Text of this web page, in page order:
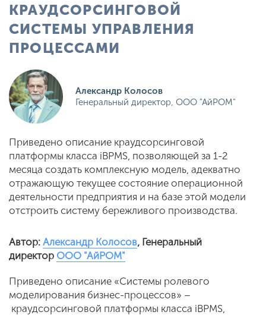
КРАУДСОРСИНГОВОЙ
СИСТЕМЫ УПРАВЛЕНИЯ
ПРОЦЕССАМИ
Александр Колосов
Генеральный директор, ООО "АйРОМ"
Приведено описание краудсорсинговой
платформы класса iBPMS, позволяющей за 1-2
месяца создать комплексную модель, адекватно
отражающую текущее состояние операционной
деятельности предприятия и на базе этой модели
отстроить систему бережливого производства.
Автор: Александр Колосов, Генеральный
директор ООО "АйРОМ"
Приведено описание «Системы ролевого
моделирования бизнес-процессов» –
краудсорсинговой платформы класса iBPMS,